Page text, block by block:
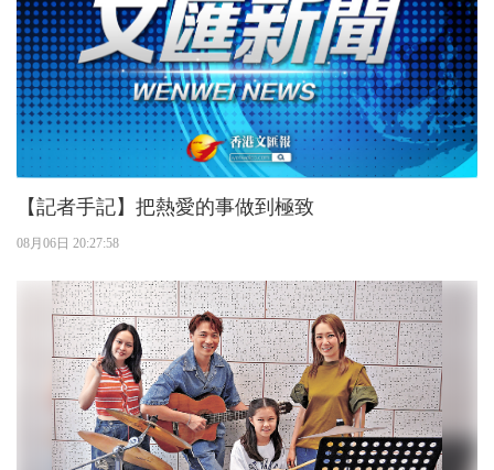
【記者手記】把熱愛的事做到極致
08月06日 20:27:58